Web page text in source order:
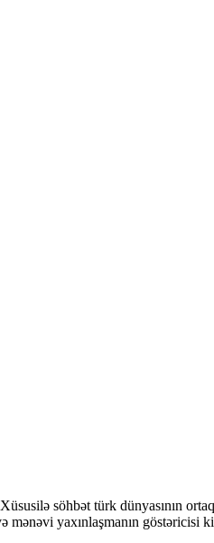
söhbət türk dünyasının
mənəvi yaxınlaşmanın göstəricisi